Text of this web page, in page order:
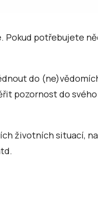
Pokud potřebujete
do
pozornost do
životních situací,